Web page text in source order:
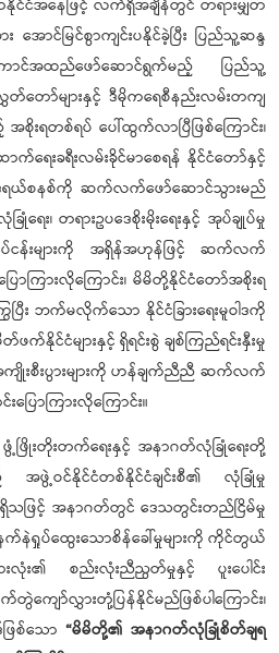
င်ငံအနေဖြင့် လက်ရှိအချိန်တွင် တရားမျှတ
ောင်မြင်စွာကျင်းပနိုင်ခဲ့ပြီး ပြည်သူ့ဆန္ဒ
အထည်ဖော်ဆောင်ရွက်မည့် ပြည်သူ့
တော်များနှင့် ဒီမိုကရေစီနည်းလမ်းတကျ
းရတစ်ရပ် ပေါ်ထွက်လာပြီဖြစ်ကြောင်း၊
ေးခရီးလမ်းခိုင်မာစေရန် နိုင်ငံတော်နှင့်
ယ်စနစ်ကို ဆက်လက်ဖော်ဆောင်သွားမည်
ြုံရေး၊ တရားဥပဒေစိုးမိုးရေးနှင့် အုပ်ချုပ်မှု
းလုပ်ငန်းများကို အရှိန်အဟုန်ဖြင့် ဆက်လက်
ကြားလိုကြောင်း၊ မိမိတို့နိုင်ငံတော်အစိုးရ
ဘက်မလိုက်သော နိုင်ငံခြားရေးမူဝါဒကို
မိတ်ဖက်နိုင်ငံများနှင့် ရှိရင်းစွဲ ချစ်ကြည်ရင်းနှီးမှု
ျိုးစီးပွားများကို ဟန်ချက်ညီညီ ဆက်လက်
ောကြားလိုကြောင်း။
ဖွံ့ဖြိုးတိုးတက်ရေးနှင့် အနာဂတ်လုံခြုံရေးတို့
ဝင်နိုင်ငံတစ်နိုင်ငံချင်းစီ၏ လုံခြုံမှု
သဖြင့် အနာဂတ်တွင် ဒေသတွင်းတည်ငြိမ်မှု
က်နဲရှုပ်ထွေးသောစိန်ခေါ်မှုများကို ကိုင်တွယ်
းလုံး၏ စည်းလုံးညီညွတ်မှုနှင့် ပူးပေါင်း
ျော်လွှားတုံ့ပြန်နိုင်မည်ဖြစ်ပါကြောင်း၊
ြစ်သော“မိမိတို့၏ အနာဂတ်လုံခြုံစိတ်ချရ